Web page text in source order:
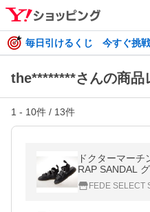
毎日引けるくじ 今すぐ挑戦
the********さんの商品
1 - 10件 / 13件
ドクターマー
RAP SANDAL
ル グラディエー
イズ BLACK ブ
FEDE SELECT